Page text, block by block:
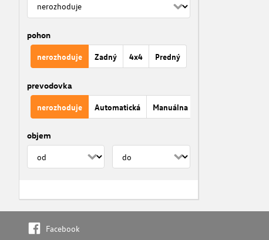
pohon
nerozhoduje Zadný 4x4 Predný
prevodovka
nerozhoduje Automatická Manuálna
objem
Facebook